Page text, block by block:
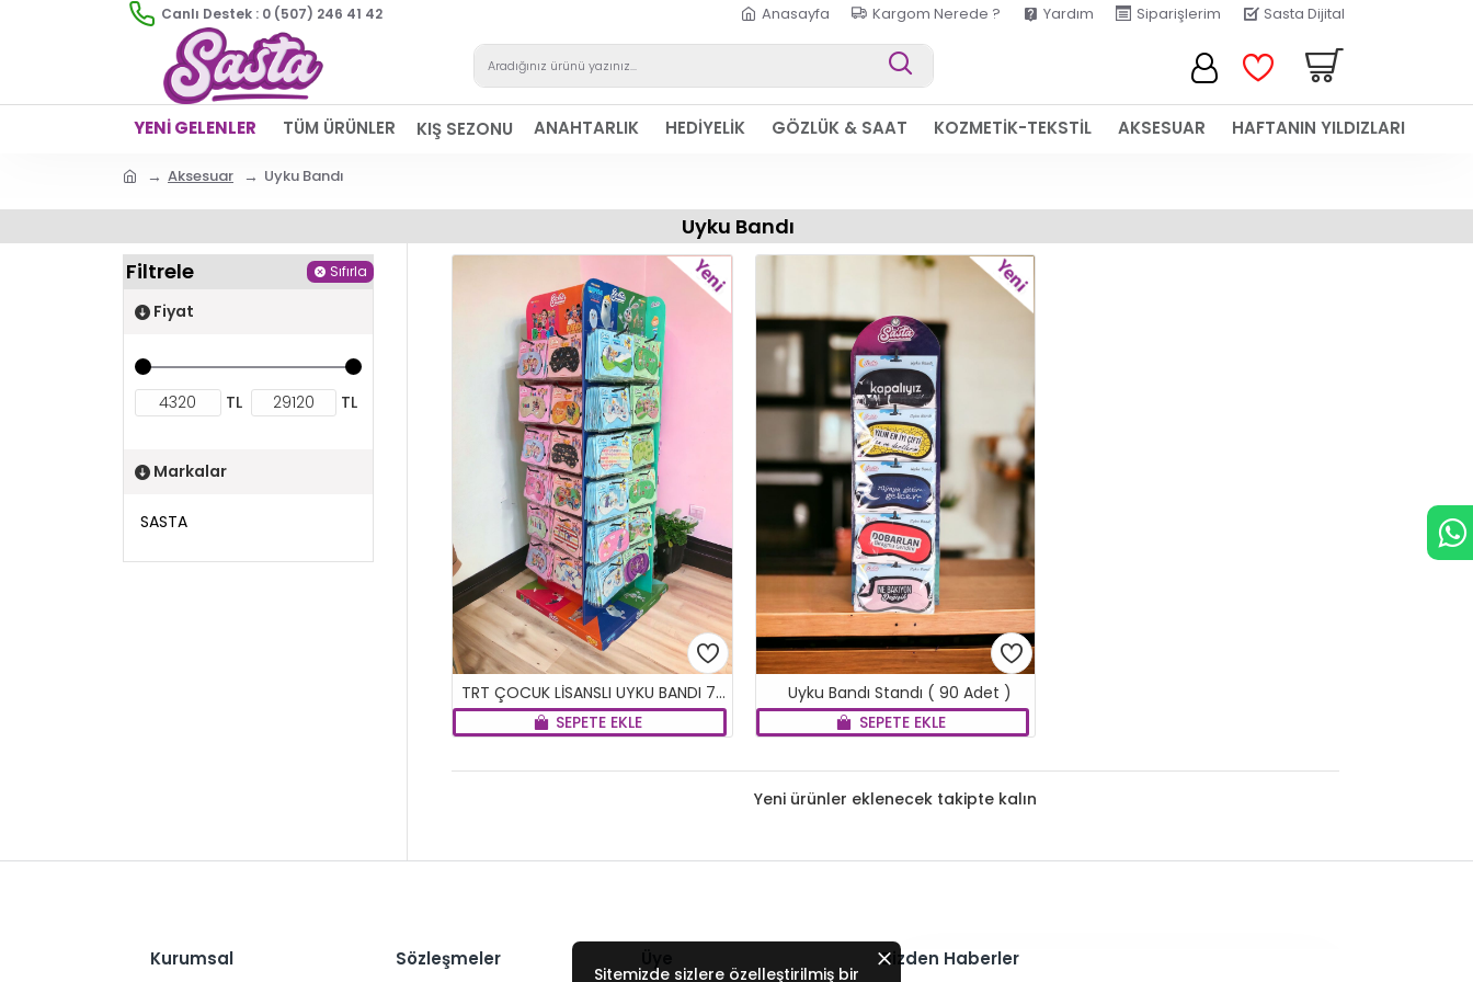
Canlı Destek : 0 (507) 246 41 42 Anasayfa Kargom Nerede ? Yardım Siparişlerim Sasta Dijital
YENİ GELENLER TÜM ÜRÜNLER KIŞ SEZONU ANAHTARLIK HEDİYELİK GÖZLÜK & SAAT KOZMETİK-TEKSTİL AKSESUAR HAFTANIN YILDIZLARI
Aksesuar Uyku Bandı
Uyku Bandı
Filtrele
Sıfırla
Fiyat
TL TL
Markalar
SASTA
YENI
TRT ÇOCUK LİSANSLI UYKU BANDI 728 ADET
SEPETE EKLE
YENI
Uyku Bandı Standı ( 90 Adet )
SEPETE EKLE
Yeni ürünler eklenecek takipte kalın
Kurumsal Sözleşmeler Bizden Haberler
Sitemizde sizlere özelleştirilmiş bir